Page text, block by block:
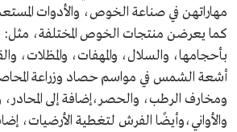
مهاراتهن في صناعة الخوص، والأدوات
كما يعرضن منتجات الخوص المختلفة،
بأحجامها، والسلال، والمهفات، والمظلات،
أشعة الشمس في مواسم حصاد وزراعة
ومخارف الرطب، والحصر،إضافة إلى المحادر،
والأواني،وأيضًا الفرش لتغطية الأرضيات،